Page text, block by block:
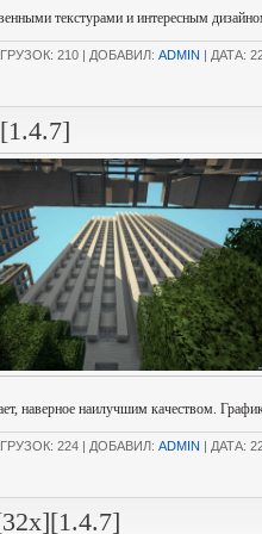
текстурами и интересным
210 | ДОБАВИЛ: ADMIN | ДАТА:
наверное наилучшим качеством.
224 | ДОБАВИЛ: ADMIN | ДАТА: